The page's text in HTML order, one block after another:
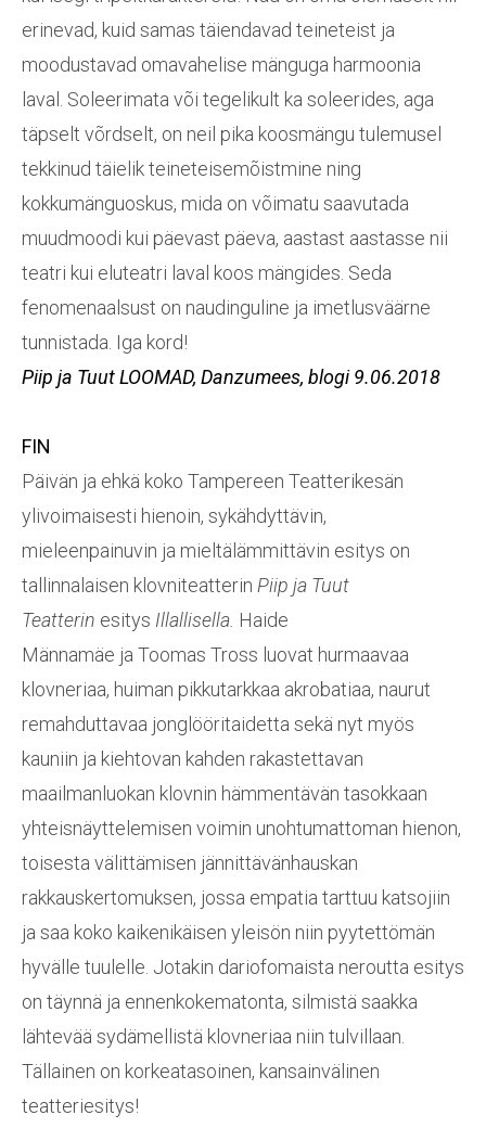
erinevad, kuid samas täiendavad teineteist ja
moodustavad omavahelise mänguga harmoonia
laval. Soleerimata või tegelikult ka soleerides, aga
täpselt võrdselt, on neil pika koosmängu tulemusel
tekkinud täielik teineteisemõistmine ning
kokkumänguoskus, mida on võimatu saavutada
muudmoodi kui päevast päeva, aastast aastasse nii
teatri kui eluteatri laval koos mängides. Seda
fenomenaalsust on naudinguline ja imetlusväärne
tunnistada. Iga kord!
Piip ja Tuut LOOMAD, Danzumees, blogi9.06.2018
FIN
Päivän ja ehkä koko Tampereen Teatterikesän
ylivoimaisesti hienoin, sykähdyttävin,
mieleenpainuvin ja mieltälämmittävin esitys on
tallinnalaisen klovniteatterin Piip ja Tuut
Teatterin esitys Illallisella. Haide
Männamäe ja Toomas Tross luovat hurmaavaa
klovneriaa, huiman pikkutarkkaa akrobatiaa, naurut
remahduttavaa jonglööritaidetta sekä nyt myös
kauniin ja kiehtovan kahden rakastettavan
maailmanluokan klovnin hämmentävän tasokkaan
yhteisnäyttelemisen voimin unohtumattoman hienon,
toisesta välittämisen jännittävänhauskan
rakkauskertomuksen, jossa empatia tarttuu katsojiin
ja saa koko kaikenikäisen yleisön niin pyytettömän
hyvälle tuulelle. Jotakin dariofomaista neroutta esitys
on täynnä ja ennenkokematonta, silmistä saakka
lähtevää sydämellistä klovneriaa niin tulvillaan.
Tällainen on korkeatasoinen, kansainvälinen
teatteriesitys!